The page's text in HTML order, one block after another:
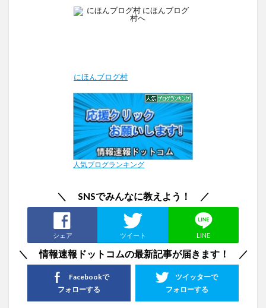
にほんブログ村
人気ブログランキング
＼ SNSでみんなに教えよう！ ／
シェア ツイート LINE
＼ 情報速報ドットコムの最新記事が届きます！ ／
ツイッターで
フォローする
Facebookで
フォローする